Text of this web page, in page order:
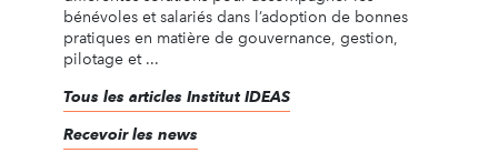
bénévoles et salariés dans l’adoption de bonnes
pratiques en matière de gouvernance, gestion,
pilotage et ...
Tous les articles Institut IDEAS
Recevoir les news